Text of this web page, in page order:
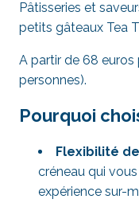
Pâtisseries et
petits gâteaux Tea
A partir de 68 euros
personnes).
Pourquoi
Flexibilité
créneau qui
expérience sur-